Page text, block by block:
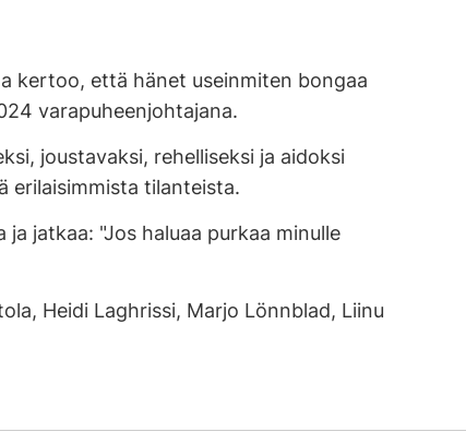
kertoo, että hänet useinmiten bongaa
varapuheenjohtajana.
joustavaksi, rehelliseksi ja aidoksi
erilaisimmista tilanteista.
jatkaa: "Jos haluaa purkaa minulle
Heidi Laghrissi, Marjo Lönnblad, Liinu